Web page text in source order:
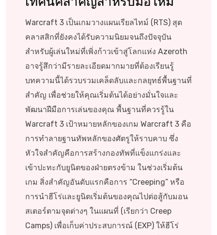
Warcraft 3 เป็นเกมวางแผนเรียลไทม์ (RTS) สุด
คลาสสิกที่ยังคงได้รับความนิยมจนถึงปัจจุบัน
สำหรับผู้เล่นใหม่ที่เพิ่งก้าวเข้าสู่โลกแห่ง Azeroth
อาจรู้สึกว่ามีรายละเอียดมากมายที่ต้องเรียนรู้
บทความนี้ได้รวบรวมเคล็ดลับและกลยุทธ์พื้นฐานที่
สำคัญ เพื่อช่วยให้คุณเริ่มต้นได้อย่างมั่นใจและ
พัฒนาฝีมือการเล่นของคุณ พื้นฐานที่ควรรู้ใน
Warcraft 3 เป้าหมายหลักของเกม Warcraft 3 คือ
การทำลายฐานทัพหลักของศัตรูให้ราบคาบ ซึ่ง
หัวใจสำคัญคือการสร้างกองทัพที่แข็งแกร่งและ
เข้าปะทะกับยูนิตของฝ่ายตรงข้าม ในช่วงเริ่มต้น
เกม สิ่งสำคัญอันดับแรกคือการ “Creeping” หรือ
การนำฮีโร่และยูนิตเริ่มต้นของคุณไปต่อสู้กับมอน
สเตอร์ตามจุดต่างๆ ในแผนที่ (เรียกว่า Creep
Camps) เพื่อเก็บค่าประสบการณ์ (EXP) ให้ฮีโร่